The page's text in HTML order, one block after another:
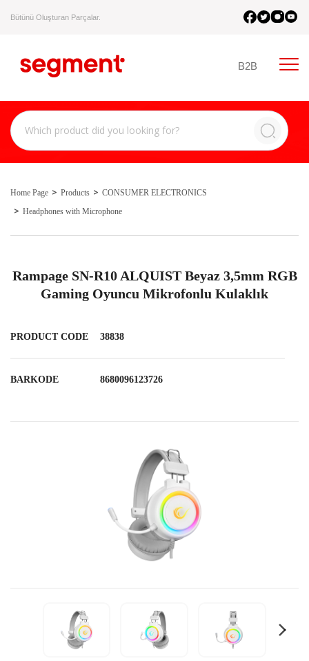
Bütünü Oluşturan Parçalar.
B2B
Home Page Products
CONSUMER ELECTRONICS
Headphones with Microphone
Rampage SN-R10 ALQUIST Beyaz 3,5mm RGB
Gaming Oyuncu Mikrofonlu Kulaklık
PRODUCT CODE 38838
BARKODE 8680096123726